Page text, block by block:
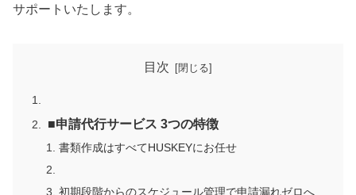
サポートいたします。
目次
■申請代行サービス 3つの特徴
書類作成はすべてHUSKEYにお任せ
初期段階からのスケジュール管理で申請漏れゼロへ